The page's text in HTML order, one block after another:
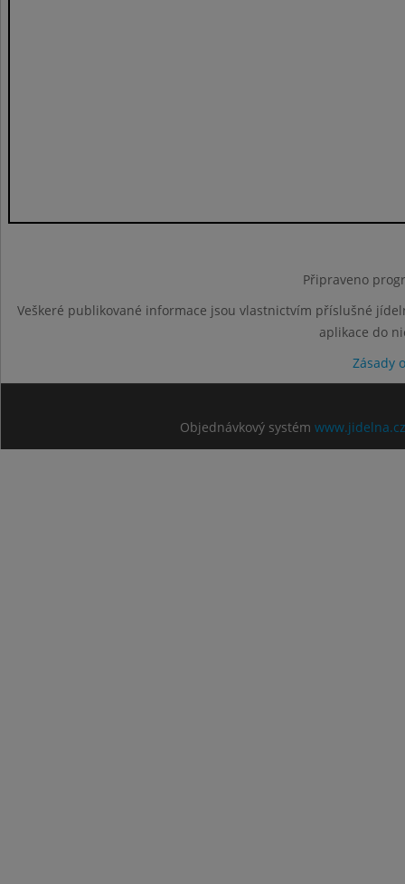
Připraveno
Veškeré publikované informace jsou vlastnictvím příslušné
aplikace do
Zásady
Objednávkový systém www.jidelna.cz